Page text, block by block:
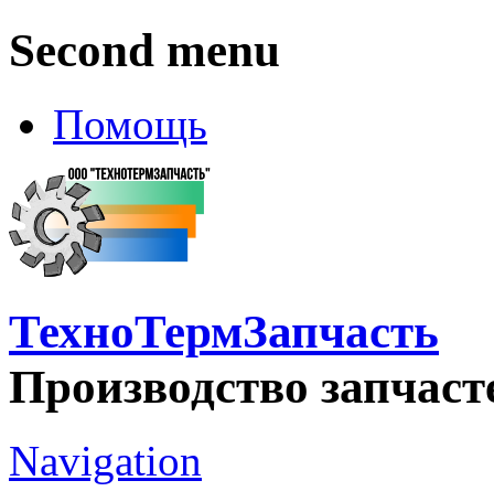
Second menu
Помощь
ТехноТермЗапчасть
Производство
Navigation